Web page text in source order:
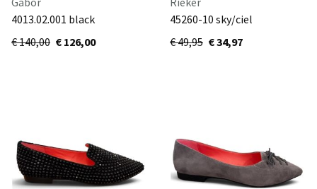
4013.02.001 black
€ 140,00 € 126,00
45260-10 sky/ciel
€ 49,95 € 34,97